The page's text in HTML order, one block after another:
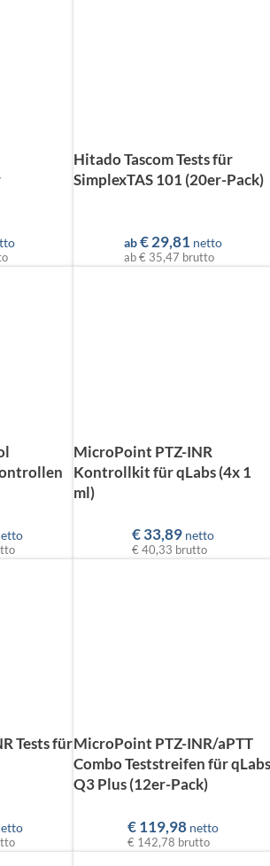
Hitado Tascom Tests für
SimplexTAS 101 (20er-Pack)
ab €29,81 netto
ab€ 35,47 brutto
MicroPoint PTZ-INR
Kontrollkit für qLabs (4x 1
ml)
€33,89 netto
€ 40,33 brutto
Tests fürMicroPoint PTZ-INR/aPTT
Combo Teststreifen für qLabs
Q3 Plus (12er-Pack)
€119,98 netto
€ 142,78 brutto